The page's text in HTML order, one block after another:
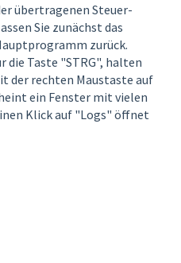
übertragenen Steuer-
Sie zunächst das
zurück.
die Taste "STRG", halten
der rechten Maustaste auf
ein Fenster mit vielen
Klick auf "Logs" öffnet